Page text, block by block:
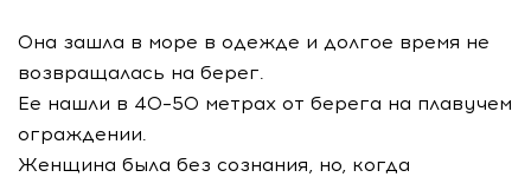
Она зашла в море в одежде и долгое время не
возвращалась на берег.
Ее нашли в 40–50 метрах от берега на плавучем
ограждении.
Женщина была без сознания, но, когда